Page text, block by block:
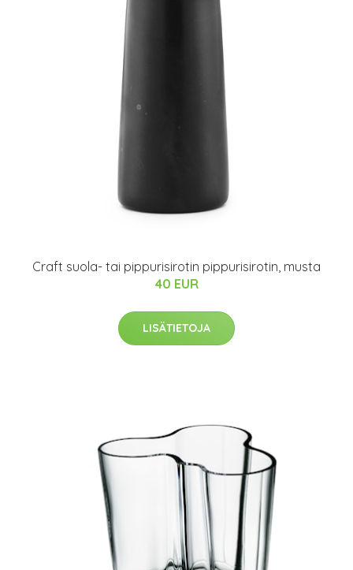
Craft suola- tai pippurisirotin pippurisirotin, musta
40 EUR
LISÄTIETOJA